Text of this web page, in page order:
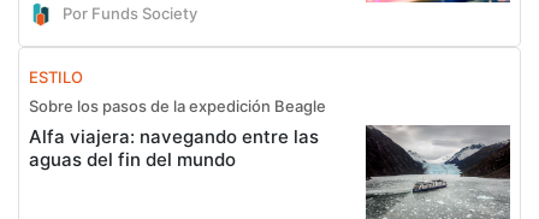
Por Funds Society
ESTILO
Sobre los pasos de la expedición Beagle
Alfa viajera: navegando entre las
aguas del fin del mundo